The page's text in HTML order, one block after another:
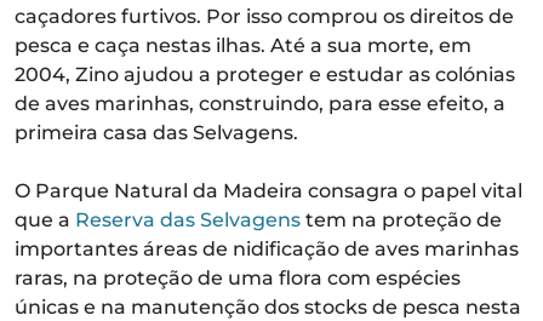
caçadores furtivos. Por isso comprou os direitos de
pesca e caça nestas ilhas. Até a sua morte, em
2004, Zino ajudou a proteger e estudar as colónias
de aves marinhas, construindo, para esse efeito, a
primeira casa das Selvagens.
O Parque Natural da Madeira consagra o papel vital
que a Reserva das Selvagens tem na proteção de
importantes áreas de nidificação de aves marinhas
raras, na proteção de uma flora com espécies
únicas e na manutenção dos stocks de pesca nesta